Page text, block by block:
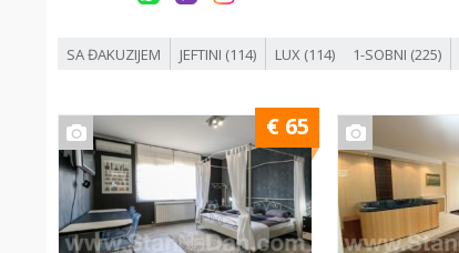
SA ĐAKUZIJEM JEFTINI (114) LUX (114) 1-SOBNI (225)
€ 65